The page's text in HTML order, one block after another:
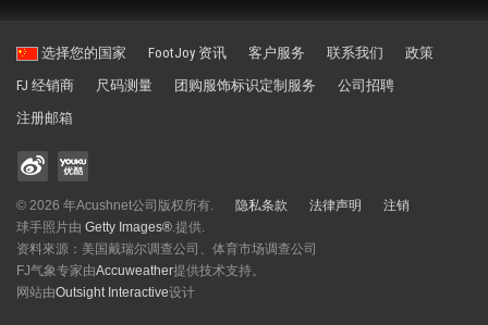
选择您的国家 FootJoy 资讯 客户服务 联系我们
政策
FJ 经销商
尺码测量 团购服饰标识定制服务
公司招聘
注册邮箱
© 2026 年Acushnet公司版权所有. 隐私条款 法律声明
注销
球手照片由 Getty Images®.提供.
资料來源：美国戴瑞尔调查公司、体育市场调查公司
FJ气象专家由Accuweather提供技术支持。
网站由Outsight Interactive设计